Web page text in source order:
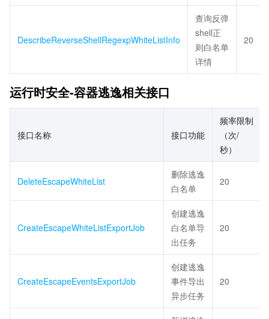
DescribeReverseShellRegexpWhiteListInfo
查询反弹
shell正
则白名单
详情
20
运行时安全-容器逃逸相关接口
接口名称 接口功能
频率限制
（次/
秒）
DeleteEscapeWhiteList
删除逃逸
白名单
20
CreateEscapeWhiteListExportJob
创建逃逸
白名单导
出任务
20
CreateEscapeEventsExportJob
创建逃逸
事件导出
异步任务
20